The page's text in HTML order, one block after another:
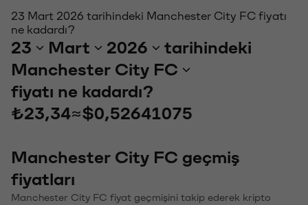
23 Mart 2026 tarihindeki Manchester City FC fiyatı
ne kadardı?
23 Mart 2026
tarihindeki
Manchester City FC
fiyatı ne kadardı?
₺23,34≈$0,52641075
Manchester City FC geçmiş
fiyatları
Manchester City FC fiyat geçmişini takip ederek kripto